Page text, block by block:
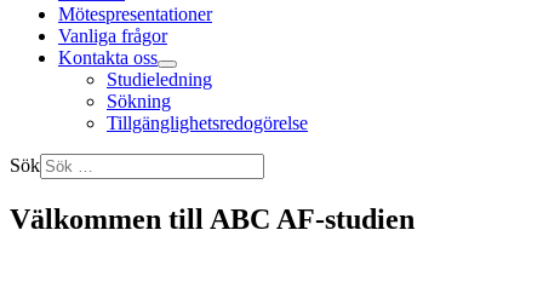
Mötespresentationer
Vanliga frågor
Kontakta oss
Studieledning
Sökning
Tillgänglighetsredogörelse
Sök
Välkommen till ABC AF-studien